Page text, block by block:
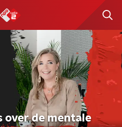
over de mentale